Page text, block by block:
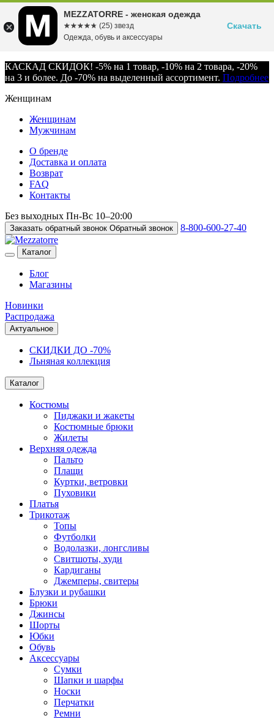
КАСКАД СКИДОК! -5% на 1 товар, -10% на 2 товара, -20%
на 3 и более. До -70% на выделенный ассортимент. Подробнее
Женщинам
Женщинам
Мужчинам
О бренде
Доставка и оплата
Возврат
FAQ
Контакты
Без выходных Пн-Вс 10–20:00
Заказать обратный звонок Обратный звонок 8-800-600-27-40
Каталог
Блог
Магазины
Новинки
Распродажа
Актуальное
СКИДКИ ДО -70%
Льняная коллекция
Каталог
Костюмы
Пиджаки и жакеты
Костюмные брюки
Жилеты
Верхняя одежда
Пальто
Плащи
Куртки, ветровки
Пуховики
Платья
Трикотаж
Топы
Футболки
Водолазки, лонгсливы
Свитшоты, худи
Кардиганы
Джемперы, свитеры
Блузки и рубашки
Брюки
Джинсы
Шорты
Юбки
Обувь
Аксессуары
Сумки
Шапки и шарфы
Носки
Перчатки
Ремни
MEZZATORRE - женская одежда
☆☆☆☆☆
★★★★★ (25) звезд
Одежда, обувь и аксессуары
Скачать